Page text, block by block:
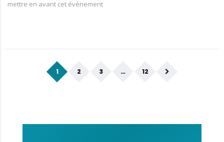
mettre en avant cet évènement
1 2 3 … 12